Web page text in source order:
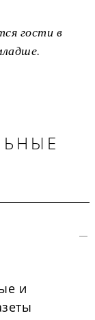
гости в
и